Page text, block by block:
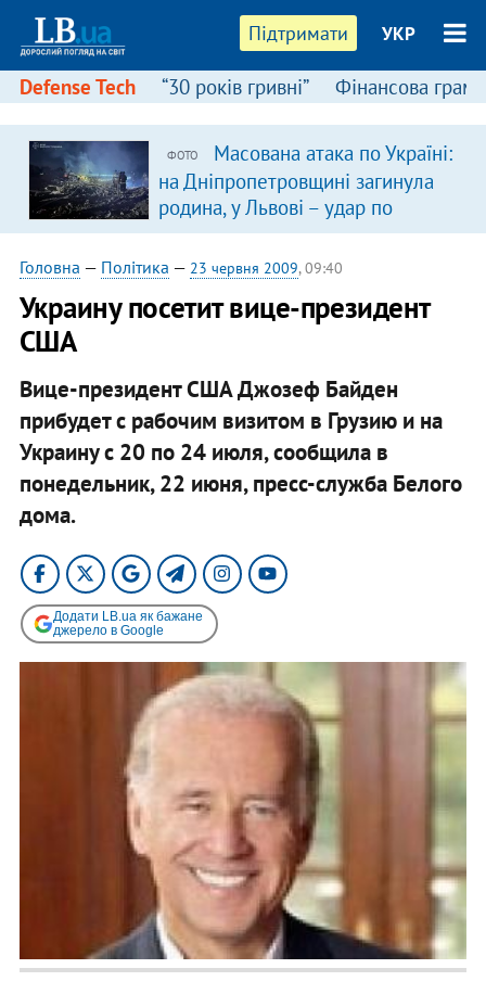
Підтримати УКР
Defense Tech “30 років гривні” Фінансова
ФОТО
Масована атака по Україні:
на Дніпропетровщині загинула
родина, у Львові – удар по
багатоповерхівках
(доповнюється)
Головна — Політика — 23 червня 2009, 09:40
Украину посетит вице-президент
США
Вице-президент США Джозеф Байден
прибудет с рабочим визитом в Грузию и на
Украину с 20 по 24 июля, сообщила в
понедельник, 22 июня, пресс-служба Белого
дома.
Додати LB.ua як бажане
джерело в Google